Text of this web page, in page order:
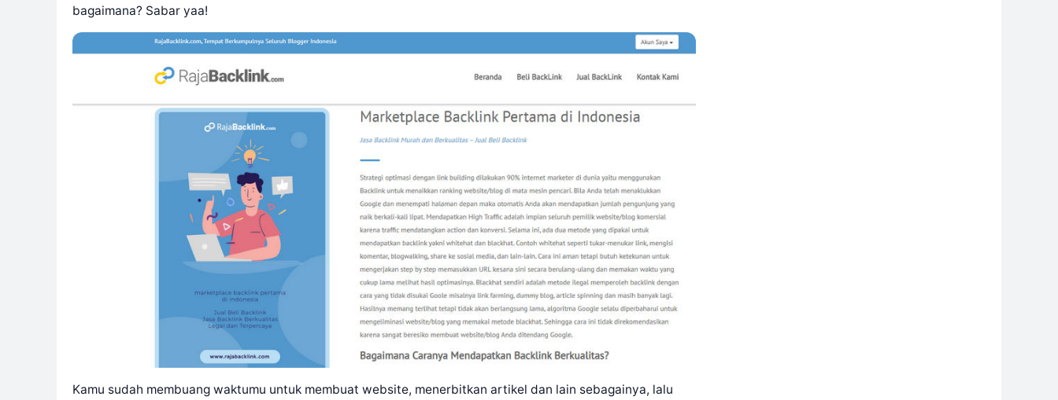
bagaimana? Sabar yaa!
Kamu sudah membuang waktumu untuk membuat website, menerbitkan artikel dan lain sebagainya, lalu